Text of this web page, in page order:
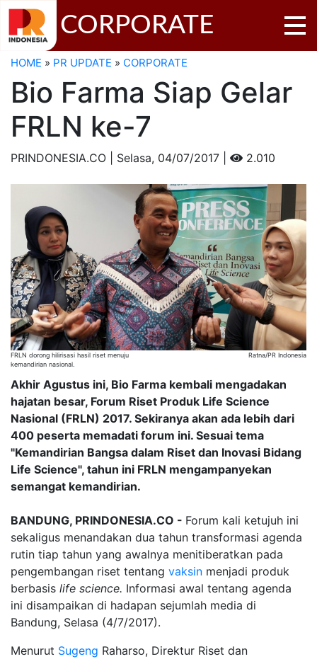
CORPORATE
HOME » PR UPDATE » CORPORATE
Bio Farma Siap Gelar
FRLN ke-7
PRINDONESIA.CO | Selasa, 04/07/2017 | 2.010
FRLN dorong hilirisasi hasil riset menuju
kemandirian nasional.
Ratna/PR Indonesia
Akhir Agustus ini, Bio Farma kembali mengadakan
hajatan besar, Forum Riset Produk Life Science
Nasional (FRLN) 2017. Sekiranya akan ada lebih dari
400 peserta memadati forum ini. Sesuai tema
"Kemandirian Bangsa dalam Riset dan Inovasi Bidang
Life Science", tahun ini FRLN mengampanyekan
semangat kemandirian.
BANDUNG, PRINDONESIA.CO - Forum kali ketujuh ini
sekaligus menandakan dua tahun transformasi agenda
rutin tiap tahun yang awalnya menitiberatkan pada
pengembangan riset tentang vaksin menjadi produk
berbasis life science. Informasi awal tentang agenda
ini disampaikan di hadapan sejumlah media di
Bandung, Selasa (4/7/2017).
Menurut Sugeng Raharso, Direktur Riset dan